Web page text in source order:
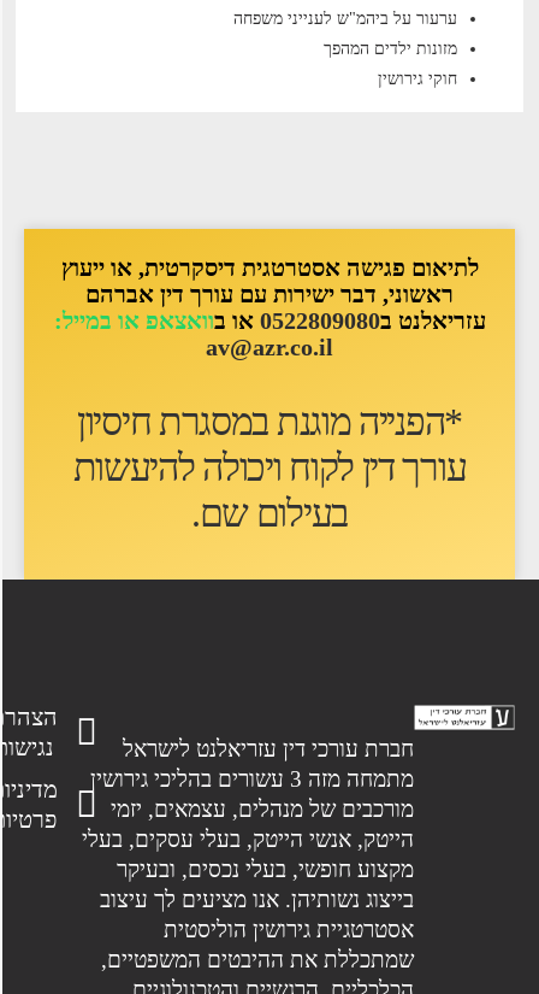
ערעור על ביהמ"ש לענייני משפחה
מזונות ילדים המהפך
חוקי גירושין
לתיאום פגישה אסטרטגית דיסקרטית, או ייעוץ
ראשוני, דבר ישירות עם עורך דין אברהם
עזריאלנט ב0522809080או בוואצאפ או במייל:
av@azr.co.il
*הפנייה מוגנת במסגרת חיסיון
עורך דין לקוח ו יכולה להיעשות
בעילום שם.
חברת עורכי דין עזריאלנט לישראל
מתמחה מזה 3 עשורים בהליכי גירושין
מורכבים של מנהלים, עצמאים, יזמי
הייטק, אנשי הייטק, בעלי עסקים, בעלי
מקצוע חופשי, בעלי נכסים, ובעיקר
בייצוג נשותיהן. אנו מציעים לך עיצוב
אסטרטגיית גירושין הוליסטית
שמתכללת את ההיבטים המשפטיים,
הצהרת
נגישות
מדיניות
פרטיות